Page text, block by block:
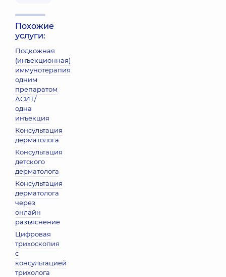
Похожие
услуги:
Подкожная
(инъекционная)
иммунотерапия
одним
препаратом
АСИТ/
одна
инъекция
Консультация
дерматолога
Консультация
детского
дерматолога
Консультация
дерматолога
через
онлайн
разъяснение
Цифровая
трихоскопия
с
консультацией
трихолога